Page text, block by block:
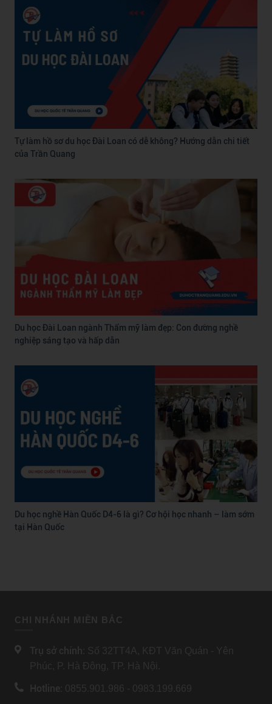
Tự làm hồ sơ du học Đài Loan có dễ không? Hướng dẫn chi tiết
của Trần Quang
Du học Đài Loan ngành Thẩm mỹ làm đẹp: Con đường nghề
nghiệp sáng tạo và hấp dẫn
Du học nghề Hàn Quốc D4-6 là gì? Cơ hội học nhanh – làm sớm
tại Hàn Quốc
CHI NHÁNH MIỀN BẮC
Trụ sở chính: Số 32TT4A, KĐT Văn Quán - Yên
Phúc, P. Hà Đông, TP. Hà Nội.
Hotline: 0855.901.986 - 0983.199.669